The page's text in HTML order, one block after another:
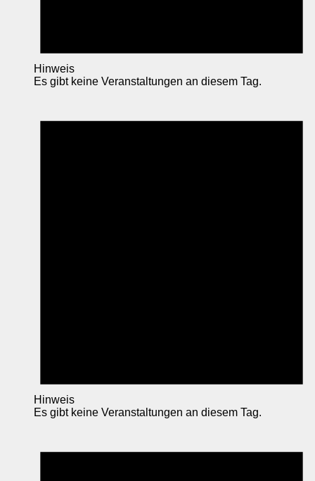
Hinweis
Es gibt keine Veranstaltungen an diesem Tag.
Hinweis
Es gibt keine Veranstaltungen an diesem Tag.